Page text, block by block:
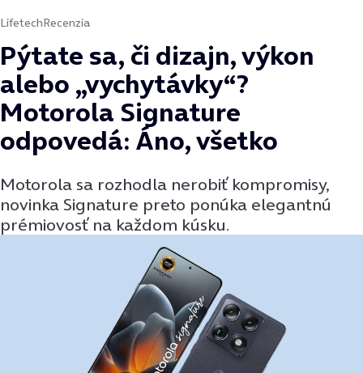
LifetechRecenzia
Pýtate sa, či dizajn, výkon
alebo „vychytávky“?
Motorola Signature
odpovedá: Áno, všetko
Motorola sa rozhodla nerobiť kompromisy,
novinka Signature preto ponúka elegantnú
prémiovosť na každom kúsku.